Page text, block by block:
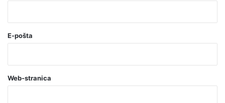
o
a
v
E-pošta
Web-stranica